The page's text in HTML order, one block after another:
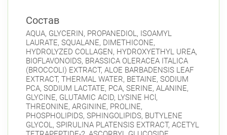
Состав
AQUA, GLYCERIN, PROPANEDIOL, ISOAMYL
LAURATE, SQUALANE, DIMETHICONE,
HYDROLYZED COLLAGEN, HYDROXYETHYL UREA,
BIOFLAVONOIDS, BRASSICA OLERACEA ITALICA
(BROCCOLI) EXTRACT, ALOE BARBADENSIS LEAF
EXTRACT, THERMAL WATER, BETAINE, SODIUM
PCA, SODIUM LACTATE, PCA, SERINE, ALANINE,
GLYCINE, GLUTAMIC ACID, LYSINE HCl,
THREONINE, ARGININE, PROLINE,
PHOSPHOLIPIDS, SPHINGOLIPIDS, BUTYLENE
GLYCOL, SPIRULINA PLATENSIS EXTRACT, ACETYL